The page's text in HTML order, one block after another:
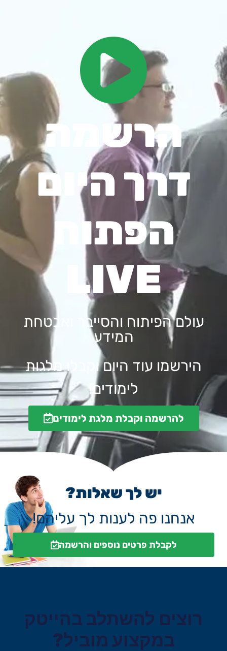
הרשמה
דרך היום
הפתוח
LIVE
עולם הפיתוח והסייבר ואבטחת
המידע
הירשמו עוד היום וקבלו מלגות
לימודים!
להרשמה וקבלת מלגת לימודים
יש לך שאלות?
אנחנו פה לענות לך עליהם!
לקבלת פרטים נוספים והרשמה
רוצים להשתלב בהייטק
במקצוע מוביל?